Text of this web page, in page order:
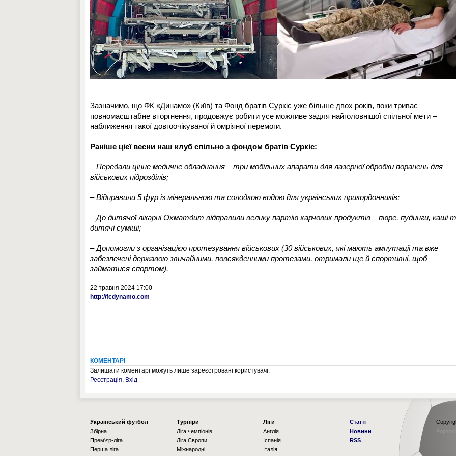
Зазначимо, що ФК «Динамо» (Київ) та Фонд братів Суркіс уже більше двох років, поки триває
повномасштабне вторгнення, продовжує робити усе можливе задля найголовнішої спільної мети –
наближення такої довгоочікуваної й омріяної перемоги.
Раніше цієї весни наш клуб спільно з фондом братів Суркіс:
– Передали цінне медичне обладнання – три мобільних апарати для лазерної обробки поранень для
військових підрозділів;
– Відправили 5 фур із мінеральною та солодкою водою для українських прикордонників;
– До дитячої лікарні Охматдит відправили велику партію харчових продуктів – пюре, пудинги, каші
дитячі суміші;
– Допомогли з організацією протезування військових (30 військових, які мають ампутації та вже
забезпечені державою звичайними, повсякденними протезами, отримали ще й спортивні, щоб
займатися спортом).
22 травня 2024 17:00
http://fcdynamo.com
КОМЕНТАРІ
Залишати коментарі можуть лише зареєстровані користувачі.
Реєстрація, Вхід
Українcький футбол
Збірна
Прем'єр-ліга
Перша ліга
Турніри
Ліга чемпіонів
Ліга Європи
Міжнародні
Ліги
Англія
Іспанія
Італія
Статті
Новини
RSS